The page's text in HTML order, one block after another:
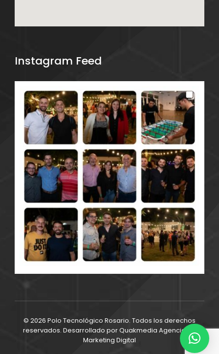
Instagram Feed
© 2026 Polo Tecnológico Rosario. Todos los derechos
reservados. Desarrollado porQuakmedia Agencia de
Marketing Digital